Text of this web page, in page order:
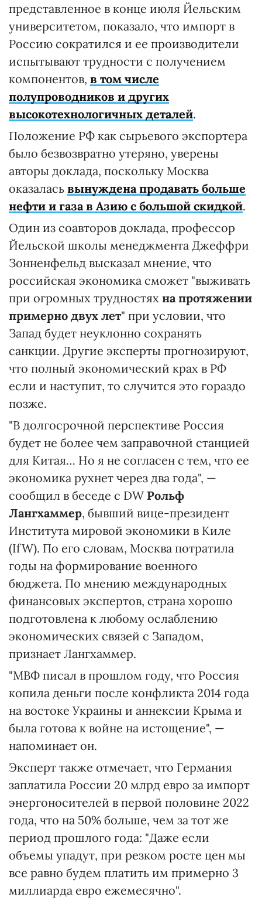
представленное в конце июля Йельским
университетом, показало, что импорт в
Россию сократился и ее производители
испытывают трудности с получением
компонентов, в том числе
полупроводников и других
высокотехнологичных деталей.
Положение РФ как сырьевого экспортера
было безвозвратно утеряно, уверены
авторы доклада, поскольку Москва
оказалась вынуждена продавать больше
нефти и газа в Азию с большой скидкой.
Один из соавторов доклада, профессор
Йельской школы менеджмента Джеффри
Зонненфельд высказал мнение, что
российская экономика сможет "выживать
при огромных трудностях на протяжении
примерно двух лет" при условии, что
Запад будет неуклонно сохранять
санкции. Другие эксперты прогнозируют,
что полный экономический крах в РФ
если и наступит, то случится это гораздо
позже.
"В долгосрочной перспективе Россия
будет не более чем заправочной станцией
для Китая… Но я не согласен с тем, что ее
экономика рухнет через два года", —
сообщил в беседе с DW Рольф
Лангхаммер, бывший вице-президент
Института мировой экономики в Киле
(IfW). По его словам, Москва потратила
годы на формирование военного
бюджета. По мнению международных
финансовых экспертов, страна хорошо
подготовлена ​​к любому ослаблению
экономических связей с Западом,
признает Лангхаммер.
"МВФ писал в прошлом году, что Россия
копила деньги после конфликта 2014 года
на востоке Украины и аннексии Крыма и
была готова к войне на истощение", —
напоминает он.
Эксперт также отмечает, что Германия
заплатила России 20 млрд евро за импорт
энергоносителей в первой половине 2022
года, что на 50% больше, чем за тот же
период прошлого года: "Даже если
объемы упадут, при резком росте цен мы
все равно будем платить им примерно 3
миллиарда евро ежемесячно".